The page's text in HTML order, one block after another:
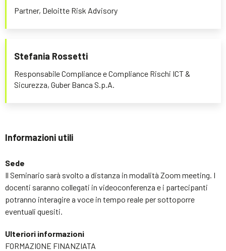
Partner, Deloitte Risk Advisory
Stefania Rossetti
Responsabile Compliance e Compliance Rischi ICT &
Sicurezza, Guber Banca S.p.A.
Informazioni utili
Sede
Il Seminario sarà svolto a distanza in modalità Zoom meeting. I
docenti saranno collegati in videoconferenza e i partecipanti
potranno interagire a voce in tempo reale per sottoporre
eventuali quesiti.
Ulteriori informazioni
FORMAZIONE FINANZIATA